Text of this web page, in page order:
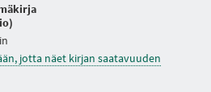
jotta näet kirjan saatavuuden